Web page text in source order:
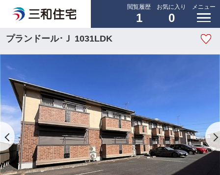
閲覧履歴
1
お気に入り
0
メニュー
プランドール･Ｊ 1031LDK